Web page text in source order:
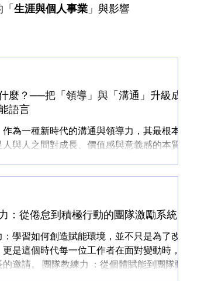
「生涯與個人事業 」與影響
麼？──把「領導」與「溝通」升級成新
語言
作為一種新時代的溝通與領導力，其最根本的
與人之間對成長、價值感與意義感的本質需
，也重...
：從倦怠到積極行動的團隊激勵系統
學習如何創造賦能環境，並不只是為了改善
是這個時代每一位工作者在面對變動時，一
邀請。 團隊教練力 ：從個體賦能到團隊動能